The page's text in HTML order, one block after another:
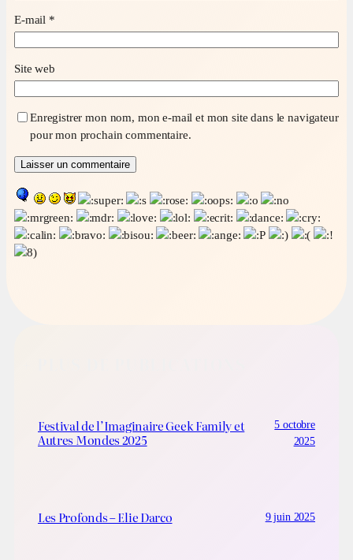
E-mail *
Site web
Enregistrer mon nom, mon e-mail et mon site dans le navigateur
pour mon prochain commentaire.
Festival de l’Imaginaire Geek Family et
Autres Mondes 2025
5 octobre
2025
Les Profonds – Elie Darco 9 juin 2025